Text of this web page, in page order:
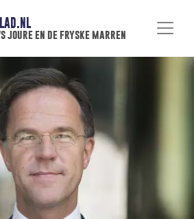
joure en de fryske marren